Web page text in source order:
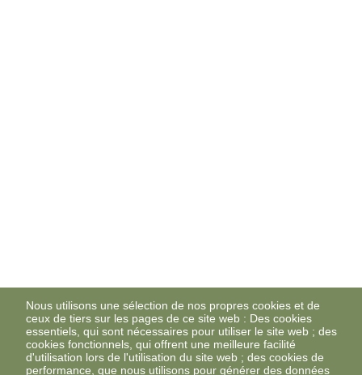
Nous utilisons une sélection de nos propres cookies et de
ceux de tiers sur les pages de ce site web : Des cookies
essentiels, qui sont nécessaires pour utiliser le site web ; des
cookies fonctionnels, qui offrent une meilleure facilité
d'utilisation lors de l'utilisation du site web ; des cookies de
performance, que nous utilisons pour générer des données